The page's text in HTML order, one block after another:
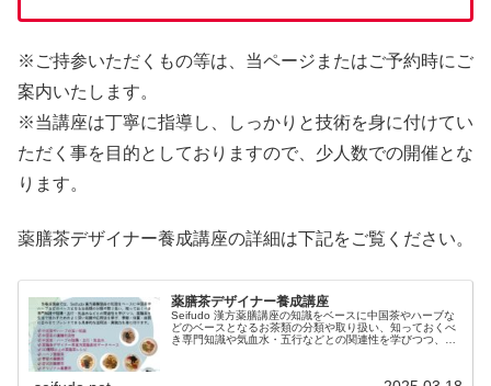
※ご持参いただくもの等は、当ページまたはご予約時にご
案内いたします。
※当講座は丁寧に指導し、しっかりと技術を身に付けてい
ただく事を目的としておりますので、少人数での開催とな
ります。
薬膳茶デザイナー養成講座の詳細は下記をご覧ください。
薬膳茶デザイナー養成講座
Seifudo 漢方薬膳講座の知識をベースに中国茶やハーブな
どのベースとなるお茶類の分類や取り扱い、知っておくべ
き専門知識や気血水・五行などとの関連性を学びつつ、薬